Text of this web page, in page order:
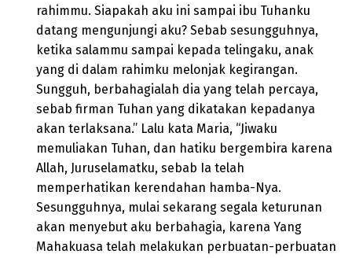
rahimmu. Siapakah aku ini sampai ibu Tuhanku
datang mengunjungi aku? Sebab sesungguhnya,
ketika salammu sampai kepada telingaku, anak
yang di dalam rahimku melonjak kegirangan.
Sungguh, berbahagialah dia yang telah percaya,
sebab firman Tuhan yang dikatakan kepadanya
akan terlaksana.” Lalu kata Maria, “Jiwaku
memuliakan Tuhan, dan hatiku bergembira karena
Allah, Juruselamatku, sebab Ia telah
memperhatikan kerendahan hamba-Nya.
Sesungguhnya, mulai sekarang segala keturunan
akan menyebut aku berbahagia, karena Yang
Mahakuasa telah melakukan perbuatan-perbuatan